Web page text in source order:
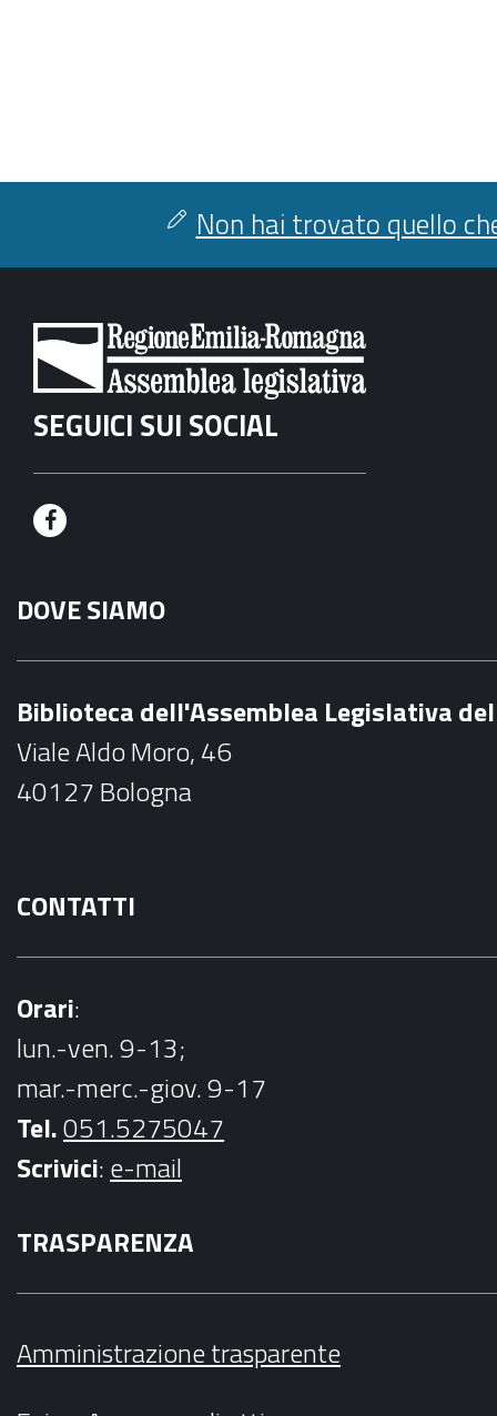
Non hai trovato quello
SEGUICI SUI SOCIAL
F
c
e
o
k
DOVE SIAMO
Biblioteca dell'Assemblea Legislativa
Viale Aldo Moro, 46
40127 Bologna
CONTATTI
Orari:
lun.-ven. 9-13;
mar.-merc.-giov. 9-17
Tel.051.5275047
Scrivici:e-mail
TRASPARENZA
Amministrazione trasparente